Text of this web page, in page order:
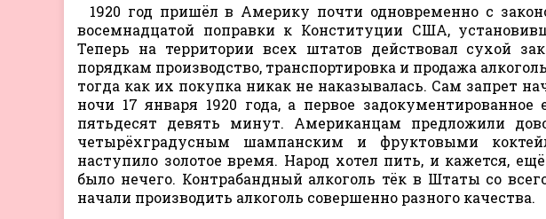
1920 год пришёл в Америку почти одновременно с
восемнадцатой поправки к Конституции США,
Теперь на территории всех штатов действовал сухой
порядкам производство, транспортировка и продажа
тогда как их покупка никак не наказывалась. Сам запрет
ночи 17 января 1920 года, а первое
пятьдесят девять минут. Американцам предложили
четырёхградусным шампанским и фруктовыми
наступило золотое время. Народ хотел пить, и кажется,
было нечего. Контрабандный алкоголь тёк в Штаты со
начали производить алкоголь совершенно разного качества.